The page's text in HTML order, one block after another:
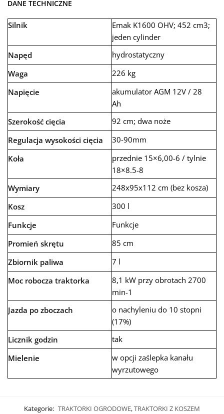
DANE TECHNICZNE
Silnik
Emak K1600 OHV; 452 cm3;
jeden cylinder
Napęd
hydrostatyczny
Waga
226 kg
Napięcie
akumulator AGM 12V / 28
Ah
Szerokość cięcia
92 cm; dwa noże
Regulacja wysokości cięcia
30-90mm
Koła
przednie 15×6,00-6 / tylnie
18×8.5-8
Wymiary
248x95x112 cm (bez kosza)
Kosz
300 l
Funkcje
Funkcje
Promień skrętu
85 cm
Zbiornik paliwa
7 l
Moc robocza traktorka
8,1 kW przy obrotach 2700
min-1
Jazda po zboczach
o nachyleniu do 10 stopni
(17%)
Licznik godzin
tak
Mielenie
w opcji zaślepka kanału
wyrzutowego
Kategorie: TRAKTORKI OGRODOWE,TRAKTORKI Z KOSZEM